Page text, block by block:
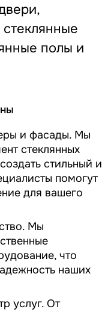
полы и
и фасады. Мы
стеклянных
стильный и
помогут
для вашего
Мы
что
наших
услуг. От